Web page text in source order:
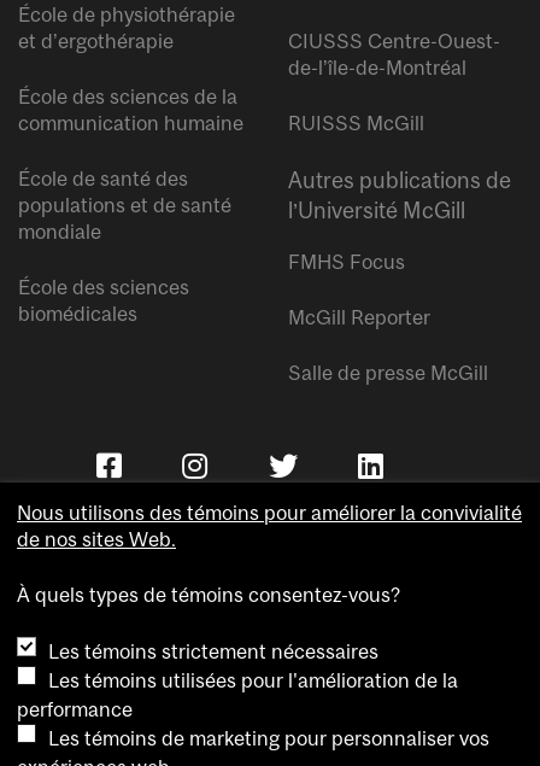
École de physiothérapie
et d’ergothérapie
École des sciences de la
communication humaine
École de santé des
populations et de santé
mondiale
École des sciences
biomédicales
CIUSSS Centre-Ouest-
de-l’île-de-Montréal
RUISSS McGill
Autres publications de
l’Université McGill
FMHS Focus
McGill Reporter
Salle de presse McGill
Accessibilité
Confidentialité
Avis sur les témoins
Nous utilisons des témoins pour améliorer la convivialité
de nos sites Web.
À quels types de témoins consentez-vous?
Les témoins strictement nécessaires
Les témoins utilisées pour l'amélioration de la
performance
Les témoins de marketing pour personnaliser vos